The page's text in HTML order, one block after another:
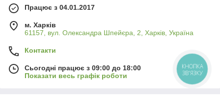
Працює з 04.01.2017
м. Харків
61157, вул. Олександра Шпейєра, 2, Харків, Україна
Контакти
Сьогодні працює з 09:00 до 18:00
Показати весь графік роботи
КНОПКА
ЗВ'ЯЗКУ